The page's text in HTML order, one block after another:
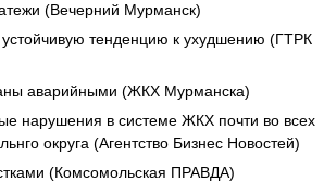
(Вечерний Мурманск)
тенденцию к ухудшению (ГТРК
аварийными (ЖКХ Мурманска)
нарушения в системе ЖКХ почти во всех
округа (Агентство Бизнес Новостей)
(Комсомольская ПРАВДА)